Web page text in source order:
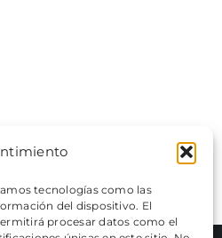
tecnologías como las
del dispositivo. El
procesar datos como el